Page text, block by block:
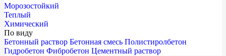
Морозостойкий
Теплый
Химический
По виду
Бетонный раствор Бетонная смесь Полистиролбетон
Гидробетон Фибробетон Цементный раствор